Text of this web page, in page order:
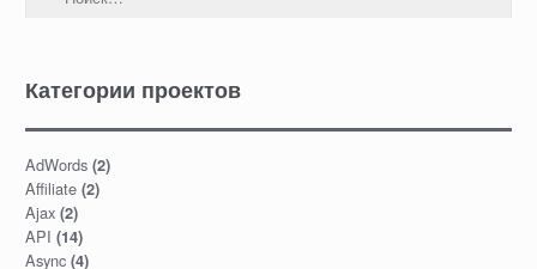
Категории проектов
AdWords(2)
Affiliate(2)
Ajax(2)
API (14)
Async(4)